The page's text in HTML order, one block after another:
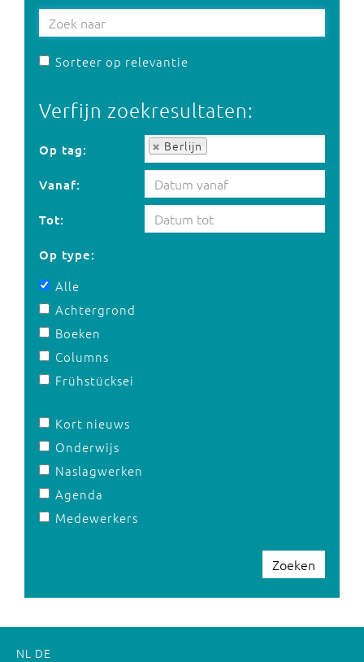
Sorteer op relevantie
Verfijn zoekresultaten:
Op tag: Berlijn
Op tag:
Vanaf:
Tot:
Op type:
Alle
Achtergrond
Boeken
Columns
Frühstücksei
Kort nieuws
Onderwijs
Naslagwerken
Agenda
Medewerkers
Zoeken
NL DE